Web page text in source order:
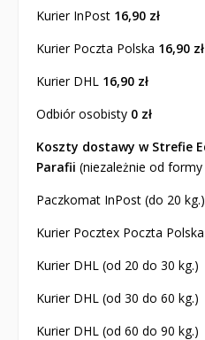
Kurier InPost 16,90 zł
Kurier Poczta Polska 16,90 zł
Kurier DHL 16,90 zł
Odbiór osobisty 0 zł
Koszty dostawy w Strefie
Parafii (niezależnie od formy
Paczkomat InPost (do 20 kg.)
Kurier Pocztex Poczta
Kurier DHL (od 20 do 30 kg.)
Kurier DHL (od 30 do 60 kg.)
Kurier DHL (od 60 do 90 kg.)